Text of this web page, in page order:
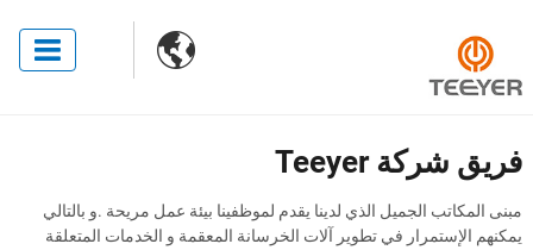

فريق شركة Teeyer
مبنى المكاتب الجميل الذي لدينا يقدم لموظفينا بيئة عمل مريحة .و بالتالي
يمكنهم الإستمرار في تطوير آلات الخرسانة المعقمة و الخدمات المتعلقة